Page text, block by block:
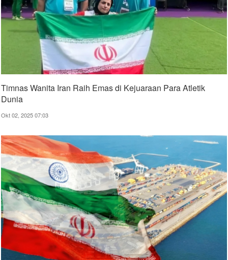
Timnas Wanita Iran Raih Emas di Kejuaraan Para Atletik
Dunia
Okt 02, 2025 07:03